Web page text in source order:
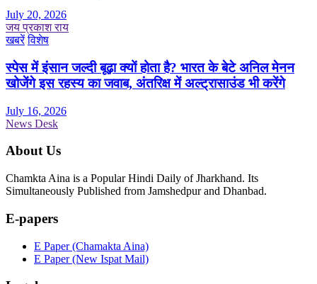
July 20, 2026
जय प्रकाश राय
खबरें विशेष
स्पेस में इंसान जल्दी बूढ़ा क्यों होता है? भारत के बेटे अनिल मेनन
खोजेंगे इस रहस्य का जवाब, अंतरिक्ष में अल्ट्रासाउंड भी करेंगे
July 16, 2026
News Desk
About Us
Chamkta Aina is a Popular Hindi Daily of Jharkhand. Its
Simultaneously Published from Jamshedpur and Dhanbad.
E-papers
E Paper (Chamakta Aina)
E Paper (New Ispat Mail)